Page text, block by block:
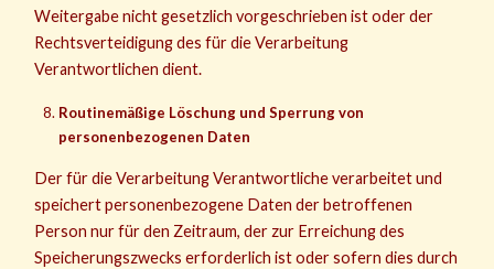
Weitergabe nicht gesetzlich vorgeschrieben ist oder der
Rechtsverteidigung des für die Verarbeitung
Verantwortlichen dient.
Routinemäßige Löschung und Sperrung von
personenbezogenen Daten
Der für die Verarbeitung Verantwortliche verarbeitet und
speichert personenbezogene Daten der betroffenen
Person nur für den Zeitraum, der zur Erreichung des
Speicherungszwecks erforderlich ist oder sofern dies durch